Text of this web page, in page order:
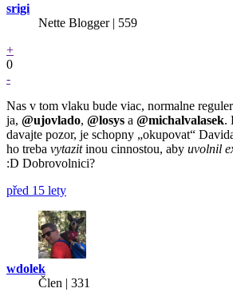
srigi
Nette Blogger | 559
+
0
-
Nas v tom vlaku bude viac, normalne
ja, @ujovlado, @losys a @michalvalasek.
davajte pozor, je schopny „okupovat“
ho treba vytazitinou cinnostou, aby uvolnil
:D Dobrovolnici?
před 15 lety
wdolek
Člen | 331